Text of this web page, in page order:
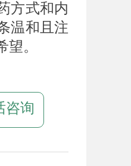
方式和内
温和且注
。
咨询